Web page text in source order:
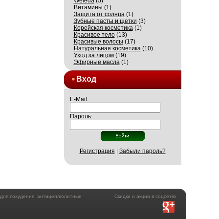
Витамины (1)
Защита от солнца(1)
Зубные пасты и щетки (3)
Корейская косметика(1)
Красивое тело(13)
Красивые волосы (17)
Натуральная косметика(10)
Уход за лицом(19)
Эфирные масла(1)
Вход
E-Mail:
Пароль:
Регистрация Забыли пароль?
Скидки и акции в соцсетях
похудения, антицеллюлитные